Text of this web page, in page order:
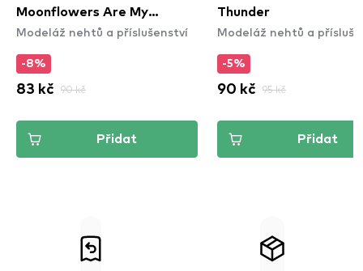
Moonflowers Are My
Favorite
Modeláž nehtů a příslušenství
-8%
83 kč 90 kč
Přidat
Thunder
Modeláž nehtů a
-5%
90 kč 95 kč
Přidat